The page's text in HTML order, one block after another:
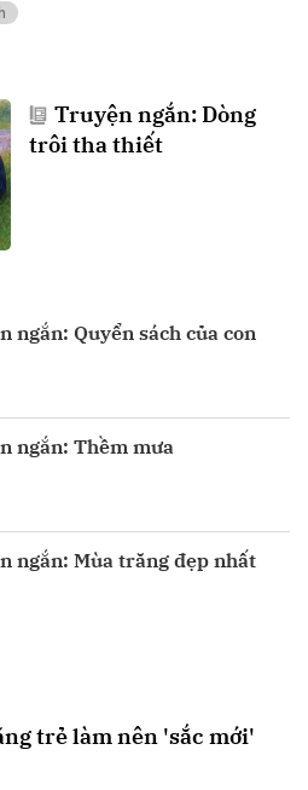
Truyện ngắn: Dòng
trôi tha thiết
ngắn: Quyển sách của con
ngắn: Thềm mưa
ngắn: Mùa trăng đẹp nhất
trẻ làm nên 'sắc mới'